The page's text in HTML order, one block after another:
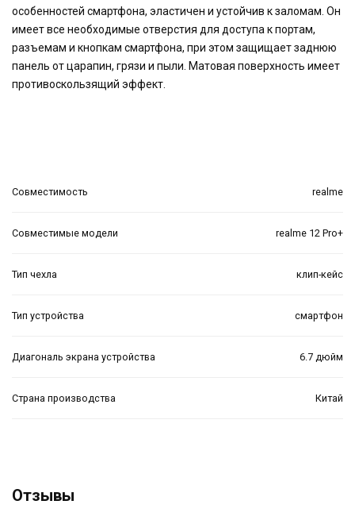
особенностей смартфона, эластичен и устойчив к заломам. Он
имеет все необходимые отверстия для доступа к портам,
разъемам и кнопкам смартфона, при этом защищает заднюю
панель от царапин, грязи и пыли. Матовая поверхность имеет
противоскользящий эффект.
Совместимость realme
Совместимые модели realme 12 Pro+
Тип чехла клип-кейс
Тип устройства смартфон
Диагональ экрана устройства 6.7 дюйм
Страна производства Китай
Отзывы